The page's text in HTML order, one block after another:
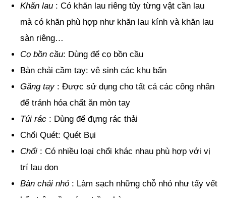
Khăn lau : Có khăn lau riêng tùy từng vật cần lau
mà có khăn phù hợp như khăn lau kính và khăn lau
sàn riêng…
Cọ bồn cầu: Dùng để cọ bồn cầu
Bàn chải cầm tay: vệ sinh các khu bẩn
Găng tay: Được sử dụng cho tất cả các công nhân
để tránh hóa chất ăn mòn tay
Túi rác : Dùng để đựng rác thải
Chổi Quét: Quét Bụi
Chổi : Có nhiều loại chổi khác nhau phù hợp với vị
trí lau dọn
Bàn chải nhỏ : Làm sạch những chỗ nhỏ như tẩy vết